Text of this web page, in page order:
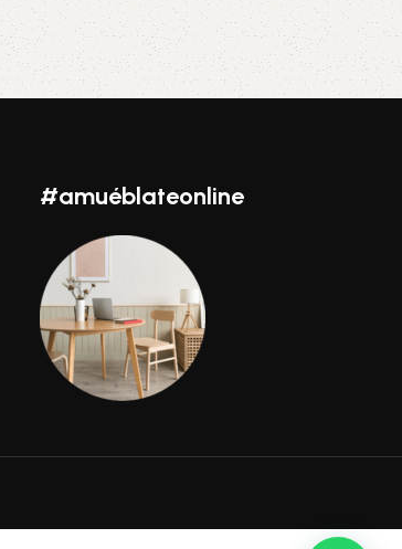
#amuéblateonline